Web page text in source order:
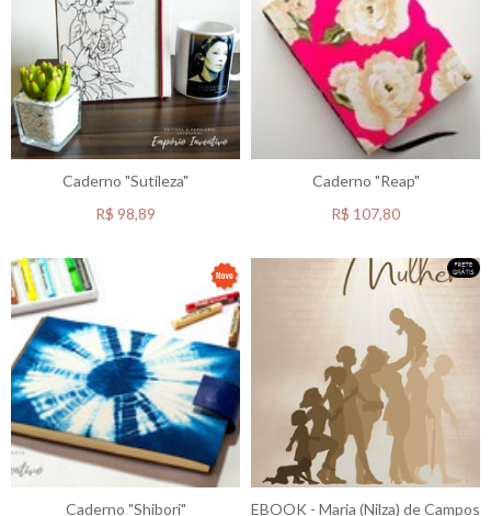
Caderno "Sutileza"
R$ 98,89
Caderno "Reap"
R$ 107,80
Caderno "Shibori"
EBOOK - Maria (Nilza) de Campos